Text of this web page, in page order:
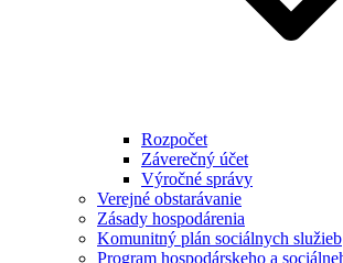
Rozpočet
Záverečný účet
Výročné správy
Verejné obstarávanie
Zásady hospodárenia
Komunitný plán sociálnych služieb
Program hospodárskeho a